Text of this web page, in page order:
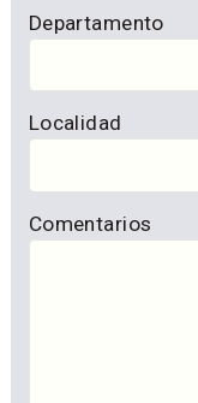
Departamento
Localidad
Comentarios